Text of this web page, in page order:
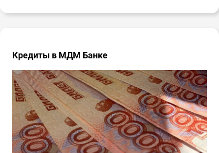
Кредиты в МДМ Банке